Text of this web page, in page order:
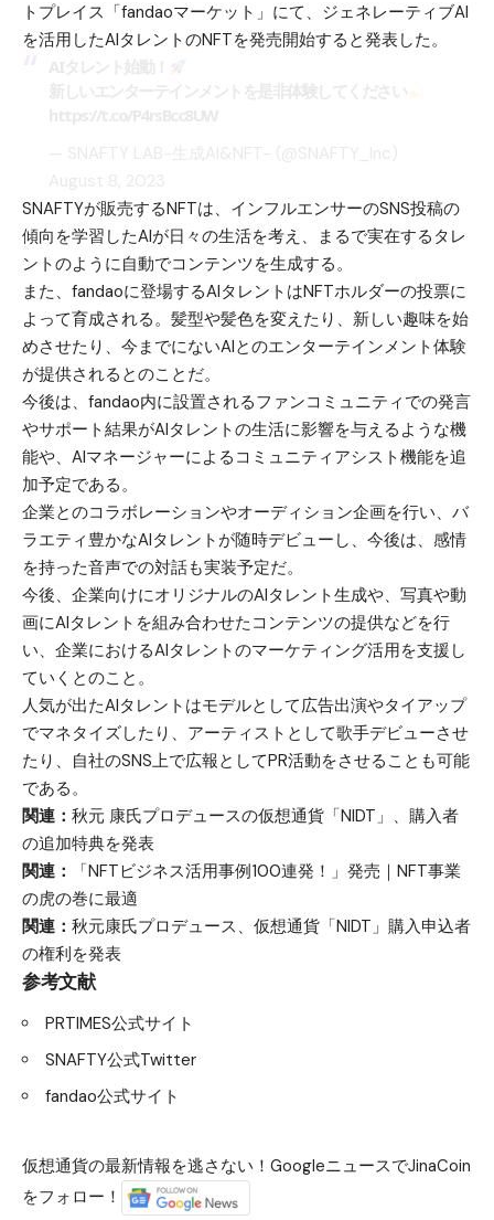
トプレイス「fandaoマーケット」にて、ジェネレーティブAI
を活用したAIタレントのNFTを発売開始すると発表した。
SNAFTYが販売するNFTは、インフルエンサーのSNS投稿の
傾向を学習したAIが日々の生活を考え、まるで実在するタレ
ントのように自動でコンテンツを生成する。
また、fandaoに登場するAIタレントはNFTホルダーの投票に
よって育成される。髪型や髪色を変えたり、新しい趣味を始
めさせたり、今までにないAIとのエンターテインメント体験
が提供されるとのことだ。
今後は、fandao内に設置されるファンコミュニティでの発言
やサポート結果がAIタレントの生活に影響を与えるような機
能や、AIマネージャーによるコミュニティアシスト機能を追
加予定である。
企業とのコラボレーションやオーディション企画を行い、バ
ラエティ豊かなAIタレントが随時デビューし、今後は、感情
を持った音声での対話も実装予定だ。
今後、企業向けにオリジナルのAIタレント生成や、写真や動
画にAIタレントを組み合わせたコンテンツの提供などを行
い、企業におけるAIタレントのマーケティング活用を支援し
ていくとのこと。
人気が出たAIタレントはモデルとして広告出演やタイアップ
でマネタイズしたり、アーティストとして歌手デビューさせ
たり、自社のSNS上で広報としてPR活動をさせることも可能
である。
関連： 秋元 康氏プロデュースの仮想通貨「NIDT」、購入者
の追加特典を発表
関連：
「NFTビジネス活用事例100連発！」発売｜NFT事業
の虎の巻に最適
関連： 秋元康氏プロデュース、仮想通貨「NIDT」購入申込者
の権利を発表
参考文献
PRTIMES公式サイト
SNAFTY公式Twitter
fandao公式サイト
仮想通貨の最新情報を逃さない！GoogleニュースでJinaCoin
をフォロー！